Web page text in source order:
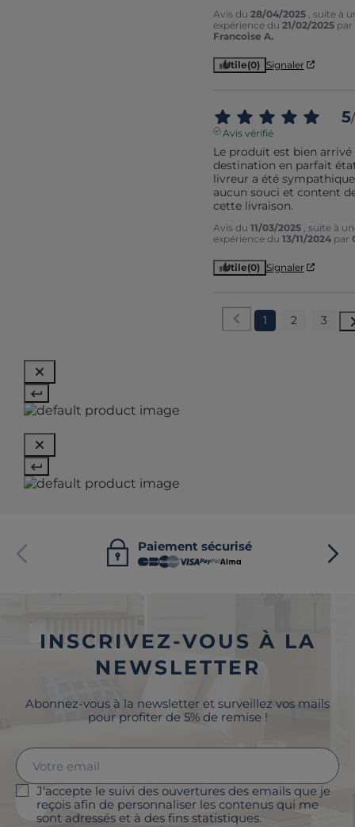
Avis du 28/04/2025
, suite à
expérience du 21/02/2025 par
Francoise A.
Utile(0) Signaler
5/
Avis vérifié
Le produit est bien arrivé
destination en parfait
livreur a été sympathique
aucun souci et content
cette livraison.
Avis du 11/03/2025
, suite à
expérience du 13/11/2024 par
Utile(0) Signaler
1 2 3
Paiement sécurisé
INSCRIVEZ-VOUS À LA
NEWSLETTER
Abonnez-vous à la newsletter et surveillez vos mails
pour profiter de 5% de remise !
J'accepte le suivi des ouvertures des emails que je
reçois afin de personnaliser les contenus qui me
sont adressés et à des fins statistiques.